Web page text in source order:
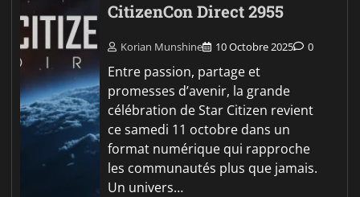
CitizenCon Direct 2955
Korian Munshine 10 Octobre 2025 0
Entre passion, partage et
promesses d’avenir, la grande
célébration de Star Citizen revient
ce samedi 11 octobre dans un
format numérique qui rapproche
les communautés plus que jamais.
Un univers…